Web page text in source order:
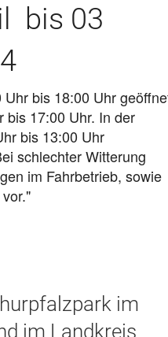
bis 03
Uhr bis 18:00 Uhr
bis 17:00 Uhr. In der
bis 13:00 Uhr
schlechter Witterung
im Fahrbetrieb, sowie
im
im Landkreis